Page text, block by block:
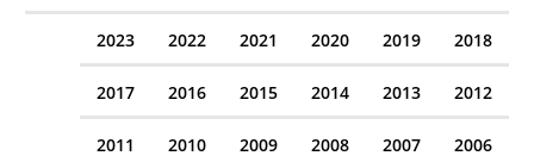
2023 2022 2021 2020 2019 2018
2017 2016 2015 2014 2013 2012
2011 2010 2009 2008 2007 2006